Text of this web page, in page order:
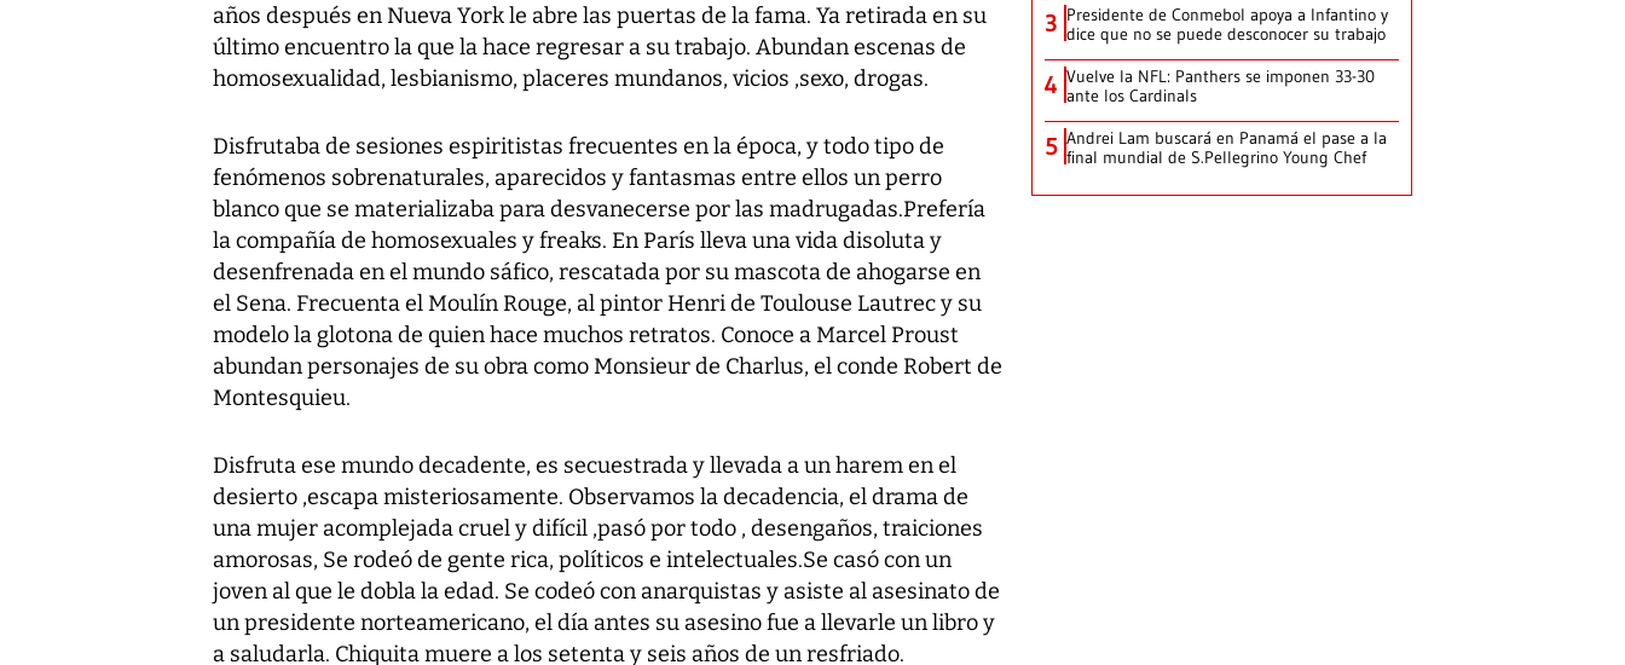
años después en Nueva York le abre las puertas de la fama. Ya retirada en su
último encuentro la que la hace regresar a su trabajo. Abundan escenas de
homosexualidad, lesbianismo, placeres mundanos, vicios ,sexo, drogas.
Disfrutaba de sesiones espiritistas frecuentes en la época, y todo tipo de
fenómenos sobrenaturales, aparecidos y fantasmas entre ellos un perro
blanco que se materializaba para desvanecerse por las madrugadas.Prefería
la compañía de homosexuales y freaks. En París lleva una vida disoluta y
desenfrenada en el mundo sáfico, rescatada por su mascota de ahogarse en
el Sena. Frecuenta el Moulín Rouge, al pintor Henri de Toulouse Lautrec y su
modelo la glotona de quien hace muchos retratos. Conoce a Marcel Proust
abundan personajes de su obra como Monsieur de Charlus, el conde Robert de
Montesquieu.
Disfruta ese mundo decadente, es secuestrada y llevada a un harem en el
desierto ,escapa misteriosamente. Observamos la decadencia, el drama de
una mujer acomplejada cruel y difícil ,pasó por todo , desengaños, traiciones
amorosas, Se rodeó de gente rica, políticos e intelectuales.Se casó con un
joven al que le dobla la edad. Se codeó con anarquistas y asiste al asesinato de
un presidente norteamericano, el día antes su asesino fue a llevarle un libro y
a saludarla. Chiquita muere a los setenta y seis años de un resfriado.
3 Presidente de Conmebol apoya a Infantino y
dice que no se puede desconocer su trabajo
4 Vuelve la NFL: Panthers se imponen 33-30
ante los Cardinals
5 Andrei Lam buscará en Panamá el pase a la
final mundial de S.Pellegrino Young Chef